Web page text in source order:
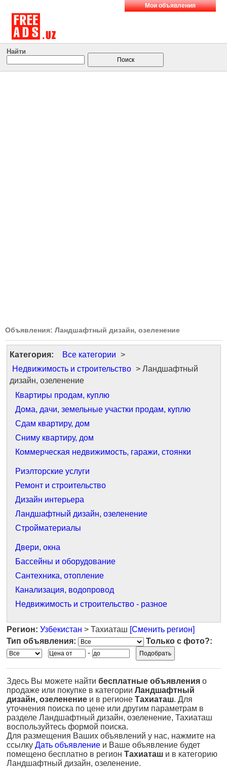
Мои объявления
Найти
Объявления: Ландшафтный дизайн, озеленение
Категория: Все категории >
Недвижимость и строительство > Ландшафтный
дизайн, озеленение
Квартиры продам, куплю
Дома, дачи, земельные участки продам, куплю
Сдам квартиру, дом
Сниму квартиру, дом
Коммерческая недвижимость, гаражи, стоянки
Риэлторские услуги
Ремонт и строительство
Дизайн интерьера
Ландшафтный дизайн, озеленение
Стройматериалы
Двери, окна
Бассейны и оборудование
Сантехника, отопление
Канализация, водопровод
Недвижимость и строительство - разное
Регион: Узбекистан > Тахиаташ [Сменить регион]
Тип объявления:
Только с фото?:
-
Здесь Вы можете найти бесплатные объявления о
продаже или покупке в категории Ландшафтный
дизайн, озеленение и в регионе Тахиаташ. Для
уточнения поиска по цене или другим параметрам в
разделе Ландшафтный дизайн, озеленение, Тахиаташ
воспользуйтесь формой поиска.
Для размещения Ваших объявлений у нас, нажмите на
ссылку Дать объявление и Ваше объявление будет
помещено бесплатно в регион Тахиаташ и в категорию
Ландшафтный дизайн, озеленение.